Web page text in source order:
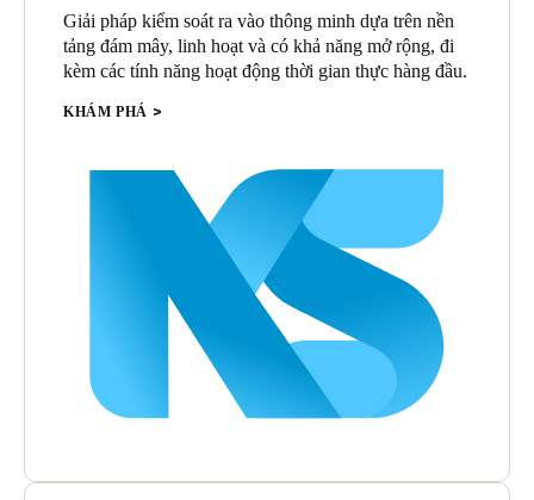
Giải pháp kiểm soát ra vào thông minh dựa trên nền
tảng đám mây, linh hoạt và có khả năng mở rộng, đi
kèm các tính năng hoạt động thời gian thực hàng đầu.
KHÁM PHÁ